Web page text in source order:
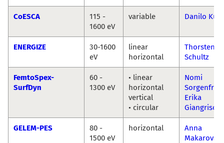
CoESCA
115 -
1600 eV
variable Danilo
ENERGIZE
30-1600
eV
linear
horizontal
Thorsten
Schultz
FemtoSpex-
SurfDyn
60 -
1300 eV
• linear
horizontal
vertical
• circular
Nomi
Sorgenfrei
Erika
GELEM-PES
80 -
1500 eV
horizontal
Anna
Makarova